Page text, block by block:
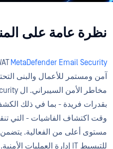
نظرة عامة على
MetaDefender Email Security
آمن ومستمر للأعمال والبنى
بقدرات فريدة - بما في ذلك
وقت اكتشاف الفاشيات - التي
مستوى أعلى من الفعالية. يتضمن
للتبسيط IT إدارة العمليات الأمنية.